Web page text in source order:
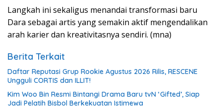
Langkah ini sekaligus menandai transformasi baru
Dara sebagai artis yang semakin aktif mengendalikan
arah karier dan kreativitasnya sendiri. (mna)
Berita Terkait
Daftar Reputasi Grup Rookie Agustus 2026 Rilis, RESCENE
Ungguli CORTIS dan ILLIT!
Kim Woo Bin Resmi Bintangi Drama Baru tvN ‘Gifted’, Siap
Jadi Pelatih Bisbol Berkekuatan Istimewa